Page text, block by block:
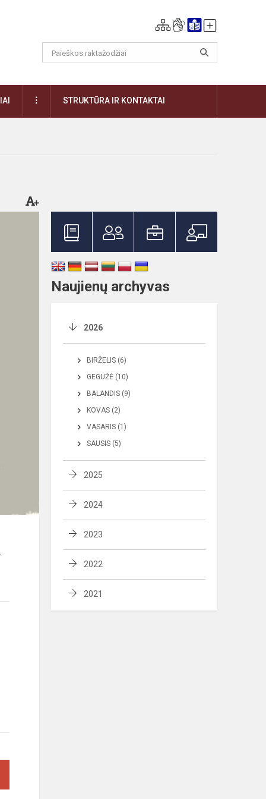
DAUGIAUSTRUKTŪRA IR KONTAKTAI
Naujienų archyvas
2026
BIRŽELIS (6)
GEGUŽĖ (10)
BALANDIS (9)
KOVAS (2)
VASARIS (1)
SAUSIS (5)
2025
2024
2023
2022
2021